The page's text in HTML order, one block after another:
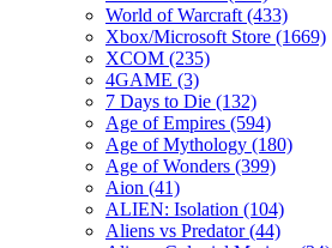
World of Warcraft (433)
Xbox/Microsoft Store (1669)
XCOM (235)
4GAME (3)
7 Days to Die (132)
Age of Empires (594)
Age of Mythology (180)
Age of Wonders (399)
Aion (41)
ALIEN: Isolation (104)
Aliens vs Predator(44)